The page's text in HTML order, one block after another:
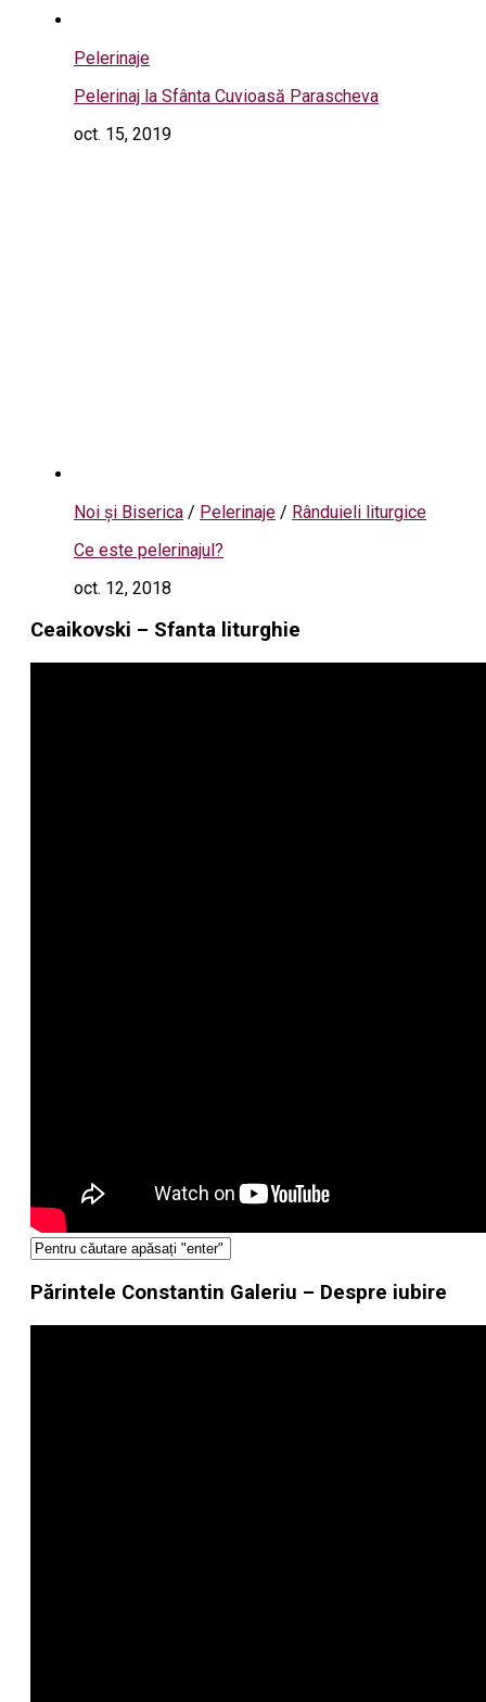
Pelerinaje
Pelerinaj la Sfânta Cuvioasă Parascheva
oct. 15, 2019
Noi și Biserica / Pelerinaje / Rânduieli liturgice
Ce este pelerinajul?
oct. 12, 2018
Ceaikovski – Sfanta liturghie
Părintele Constantin Galeriu – Despre iubire